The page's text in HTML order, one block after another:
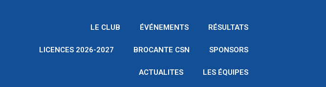
LE CLUB ÉVÉNEMENTS RÉSULTATS
LICENCES 2026-2027 BROCANTE CSN SPONSORS
ACTUALITES LES ÉQUIPES